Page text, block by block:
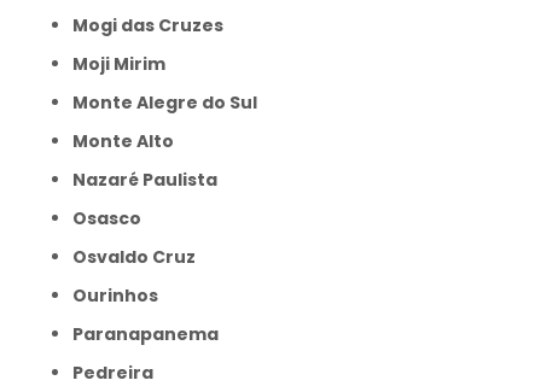
Mogi das Cruzes
Moji Mirim
Monte Alegre do Sul
Monte Alto
Nazaré Paulista
Osasco
Osvaldo Cruz
Ourinhos
Paranapanema
Pedreira